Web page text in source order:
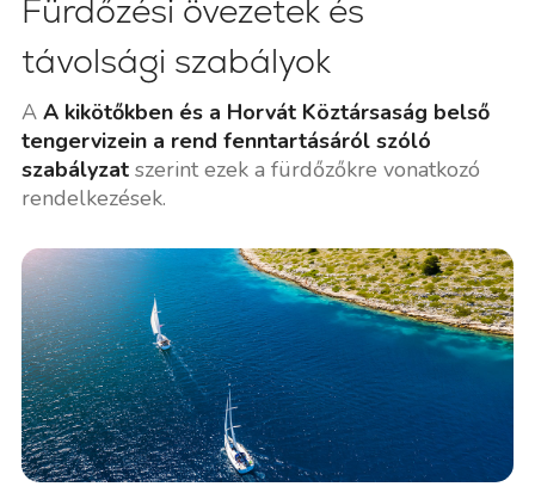
Fürdőzési övezetek és
távolsági szabályok
A A kikötőkben és a Horvát Köztársaság belső
tengervizein a rend fenntartásáról szóló
szabályzatszerint ezek a fürdőzőkre vonatkozó
rendelkezések.